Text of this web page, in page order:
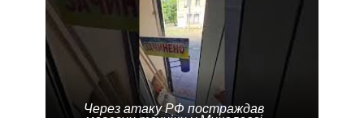
Через атаку РФ постраждав